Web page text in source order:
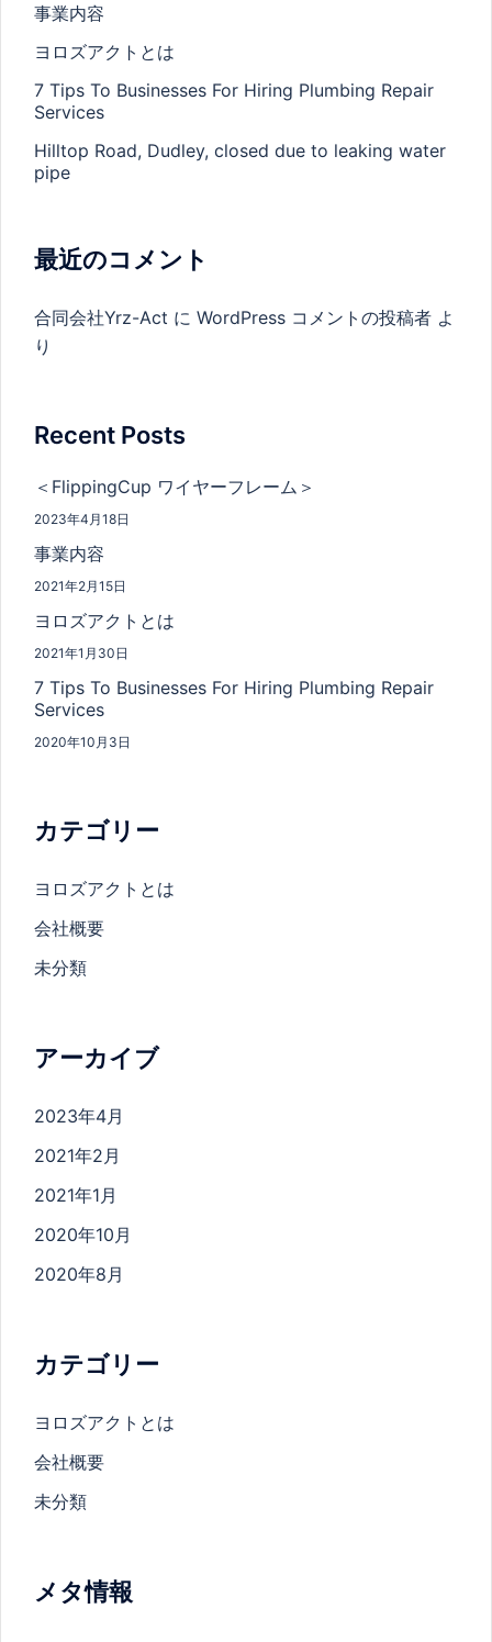
事業内容
ヨロズアクトとは
7 Tips To Businesses For Hiring Plumbing Repair
Services
Hilltop Road, Dudley, closed due to leaking water
pipe
最近のコメント
合同会社Yrz-Act に WordPress コメントの投稿者 よ
り
Recent Posts
＜FlippingCup ワイヤーフレーム＞
2023年4月18日
事業内容
2021年2月15日
ヨロズアクトとは
2021年1月30日
7 Tips To Businesses For Hiring Plumbing Repair
Services
2020年10月3日
カテゴリー
ヨロズアクトとは
会社概要
未分類
アーカイブ
2023年4月
2021年2月
2021年1月
2020年10月
2020年8月
カテゴリー
ヨロズアクトとは
会社概要
未分類
メタ情報